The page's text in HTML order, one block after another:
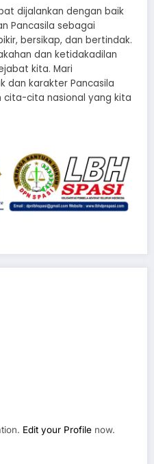
dijalankan dengan baik
Pancasila sebagai
bersikap, dan bertindak.
dan ketidakadilan
kita. Mari
dan karakter Pancasila
cita-cita nasional yang kita
Edit your Profile now.